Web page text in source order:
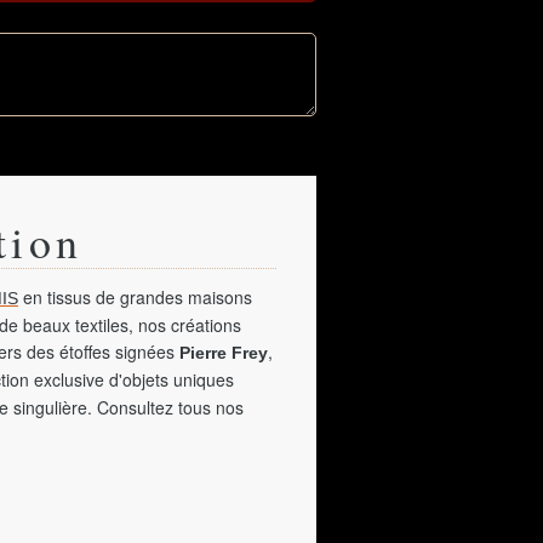
en tissus de grandes maisons
beaux textiles, nos créations
des étoffes signées Pierre Frey,
exclusive d'objets uniques
singulière. Consultez tous nos